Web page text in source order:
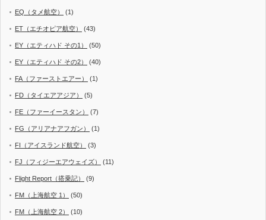
EQ（タメ航空） (1)
ET（エチオピア航空） (43)
EY（エティハド その1） (50)
EY（エティハド その2） (40)
FA（ファーストエアー） (1)
FD（タイエアアジア） (5)
FE（ファーイースタン） (7)
FG（アリアナアフガン） (1)
FI（アイスランド航空） (3)
FJ（フィジーエアウェイズ） (11)
Flight Report（搭乗記） (9)
FM（上海航空 1） (50)
FM（上海航空 2） (10)